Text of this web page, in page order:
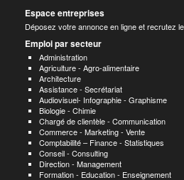
Espace entreprises
Déposez votre annonce en ligne et recrutez
Emploi par secteur
Administration
Agriculture - Agro-alimentaire
Architecture
Assistance - Secrétariat
Audiovisuel- Infographie - Graphisme
Biologie - Chimie
Chargé de clientèle - Communication
Commerce - Marketing - Vente
Comptabilité – Finance - Statistiques
Conseil - Consulting
Direction - Management
Formation - Education - Enseignement